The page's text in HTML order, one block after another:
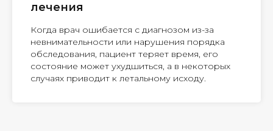
лечения
Когда врач ошибается с диагнозом из-за
невнимательности или нарушения порядка
обследования, пациент теряет время, его
состояние может ухудшиться, а в некоторых
случаях приводит к летальному исходу.